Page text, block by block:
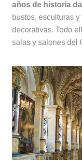
años de historia
bustos, esculturas
decorativas. Todo
salas y salones del